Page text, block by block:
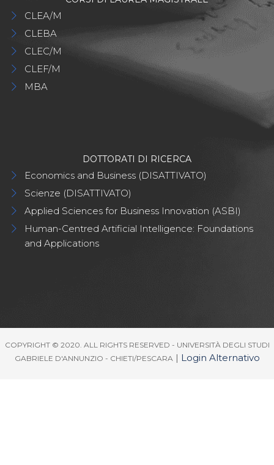
CLEA/M
CLEBA
CLEC/M
CLEF/M
MBA
DOTTORATI DI RICERCA
Economics and Business (DISATTIVATO)
Scienze (DISATTIVATO)
Applied Sciences for Business Innovation (ASBI)
Human-Centred Artificial Intelligence: Foundations
and Applications
COPYRIGHT © 2020. ALL RIGHTS RESERVED - UNIVERSITÀ DEGLI STUDI
GABRIELE D'ANNUNZIO - CHIETI/PESCARA| Login Alternativo